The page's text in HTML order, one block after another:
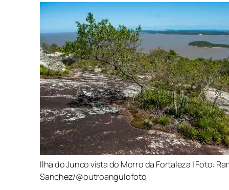
Ilha do Junco vista do Morro da Fortaleza | Foto:
Sanchez/@outroangulofoto